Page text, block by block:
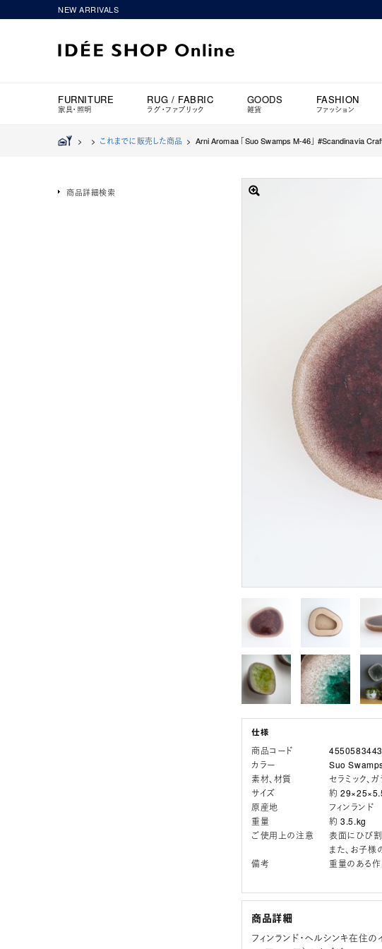
NEW ARRIVALS
FURNITURE
家具・照明
RUG / FABRIC
ラグ・ファブリック
GOODS
雑貨
FASHION
ファッション
> > これまでに販売した商品 > Arni Aromaa 「Suo Swamps M-46」 #Scandinavia
商品コード
カラー
Suo
素材、材質
セラミック、
サイズ
約
原産地
フィンランド
重量
約 3.5.kg
ご使用上の注意
表面にひび割
また、お子様
備考
重量のある
商品詳細
フィンランド・ヘルシンキ在住
商品詳細検索